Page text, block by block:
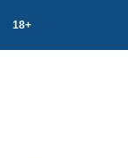
18+